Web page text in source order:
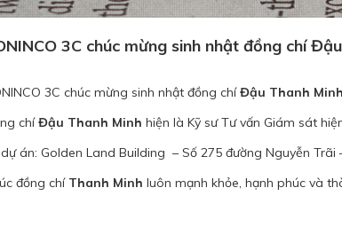
3C chúc mừng sinh nhật đồng chí
3C chúc mừng sinh nhật đồng chíĐậu Thanh Minh
chíĐậu Thanh Minh hiện là Kỹ sư Tư vấn Giám sát
án: Golden Land Building – Số 275 đường Nguyễn Trãi
đồng chí Thanh Minh luôn mạnh khỏe, hạnh phúc và